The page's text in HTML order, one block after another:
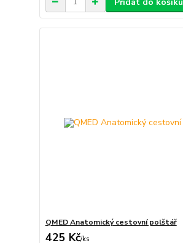
QMED Anatomický cestovní polštář
425 Kč/ks